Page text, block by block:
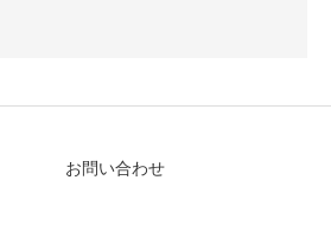
お問い合わせ